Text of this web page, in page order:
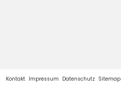
Kontakt Impressum Datenschutz Sitemap